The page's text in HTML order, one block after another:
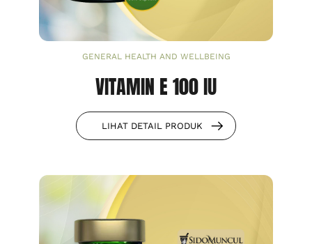
GENERAL HEALTH AND WELLBEING
VITAMIN E 100 IU
LIHAT DETAIL PRODUK